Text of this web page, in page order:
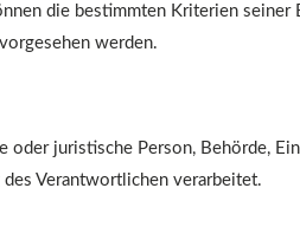
die bestimmten Kriterien seiner
werden.
oder juristische Person, Behörde,
Verantwortlichen verarbeitet.